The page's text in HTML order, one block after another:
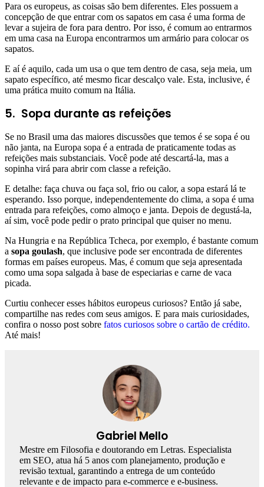
Para os europeus, as coisas são bem diferentes. Eles possuem a
concepção de que entrar com os sapatos em casa é uma forma de
levar a sujeira de fora para dentro. Por isso, é comum ao entrarmos
em uma casa na Europa encontrarmos um armário para colocar os
sapatos.
E aí é aquilo, cada um usa o que tem dentro de casa, seja meia, um
sapato específico, até mesmo ficar descalço vale. Esta, inclusive, é
uma prática muito comum na Itália.
5. Sopa durante as refeições
Se no Brasil uma das maiores discussões que temos é se sopa é ou
não janta, na Europa sopa é a entrada de praticamente todas as
refeições mais substanciais. Você pode até descartá-la, mas a
sopinha virá para abrir com classe a refeição.
E detalhe: faça chuva ou faça sol, frio ou calor, a sopa estará lá te
esperando. Isso porque, independentemente do clima, a sopa é uma
entrada para refeições, como almoço e janta. Depois de degustá-la,
aí sim, você pode pedir o prato principal que quiser no menu.
Na Hungria e na República Tcheca, por exemplo, é bastante comum
a sopa goulash, que inclusive pode ser encontrada de diferentes
formas em países europeus. Mas, é comum que seja apresentada
como uma sopa salgada à base de especiarias e carne de vaca
picada.
Curtiu conhecer esses hábitos europeus curiosos? Então já sabe,
compartilhe nas redes com seus amigos. E para mais curiosidades,
confira o nosso post sobre fatos curiosos sobre o cartão de crédito.
Até mais!
Gabriel Mello
Mestre em Filosofia e doutorando em Letras. Especialista
em SEO, atua há 5 anos com planejamento, produção e
revisão textual, garantindo a entrega de um conteúdo
relevante e de impacto para e-commerce e e-business.